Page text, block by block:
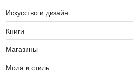
Искусство и дизайн
Книги
Магазины
Мода и стиль